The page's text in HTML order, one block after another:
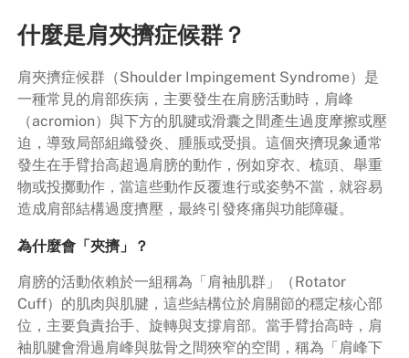
什麼是肩夾擠症候群？
肩夾擠症候群（Shoulder Impingement Syndrome）是
一種常見的肩部疾病，主要發生在肩膀活動時，肩峰
（acromion）與下方的肌腱或滑囊之間產生過度摩擦或壓
迫，導致局部組織發炎、腫脹或受損。這個夾擠現象通常
發生在手臂抬高超過肩膀的動作，例如穿衣、梳頭、舉重
物或投擲動作，當這些動作反覆進行或姿勢不當，就容易
造成肩部結構過度擠壓，最終引發疼痛與功能障礙。
為什麼會「夾擠」？
肩膀的活動依賴於一組稱為「肩袖肌群」（Rotator
Cuff）的肌肉與肌腱，這些結構位於肩關節的穩定核心部
位，主要負責抬手、旋轉與支撐肩部。當手臂抬高時，肩
袖肌腱會滑過肩峰與肱骨之間狹窄的空間，稱為「肩峰下